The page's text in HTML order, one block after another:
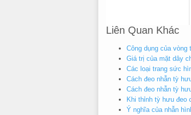
Liên Quan Khác
Công dụng của
Giá trị của mặt dây
Các loại trang sức
Cách đeo nhẫn tỳ
Cách đeo nhẫn tỳ
Khi thỉnh tỳ hưu đeo
Ý nghĩa của nhẫn